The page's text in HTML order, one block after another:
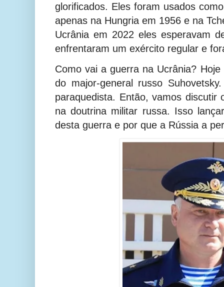
glorificados. Eles foram usados
apenas na Hungria em 1956 e na
Ucrânia em 2022 eles esperavam
enfrentaram um exército regular e
Como vai a guerra na Ucrânia?
do major-general russo
paraquedista. Então, vamos discutir
na doutrina militar russa. Isso
desta guerra e por que a Rússia a